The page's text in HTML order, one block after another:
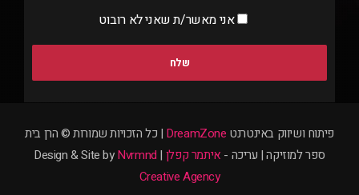
אני מאשר/ת שאני לא רובוט
פיתוח ושיווק באינטרנט DreamZone | כל הזכויות שמורות © הרן בית
ספר למוזיקה | עריכה - איתמר קפלן | Design & Site by
Nvrmnd
Creative Agency